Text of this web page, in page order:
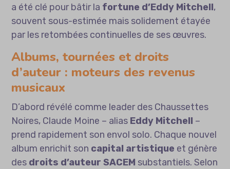
a été clé pour bâtir la fortune d’Eddy Mitchell,
souvent sous-estimée mais solidement étayée
par les retombées continuelles de ses œuvres.
Albums, tournées et droits
d’auteur : moteurs des revenus
musicaux
D’abord révélé comme leader des Chaussettes
Noires, Claude Moine – alias Eddy Mitchell –
prend rapidement son envol solo. Chaque nouvel
album enrichit son capital artistique et génère
des droits d’auteur SACEM substantiels. Selon